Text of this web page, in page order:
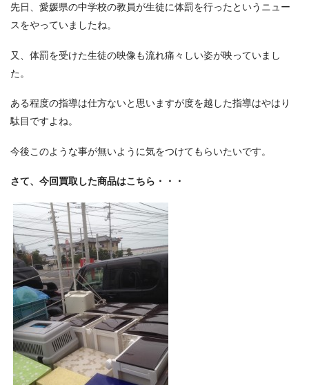
先日、愛媛県の中学校の教員が生徒に体罰を行ったというニュー
スをやっていましたね。
又、体罰を受けた生徒の映像も流れ痛々しい姿が映っていまし
た。
ある程度の指導は仕方ないと思いますが度を越した指導はやはり
駄目ですよね。
今後このような事が無いように気をつけてもらいたいです。
さて、今回買取した商品はこちら・・・